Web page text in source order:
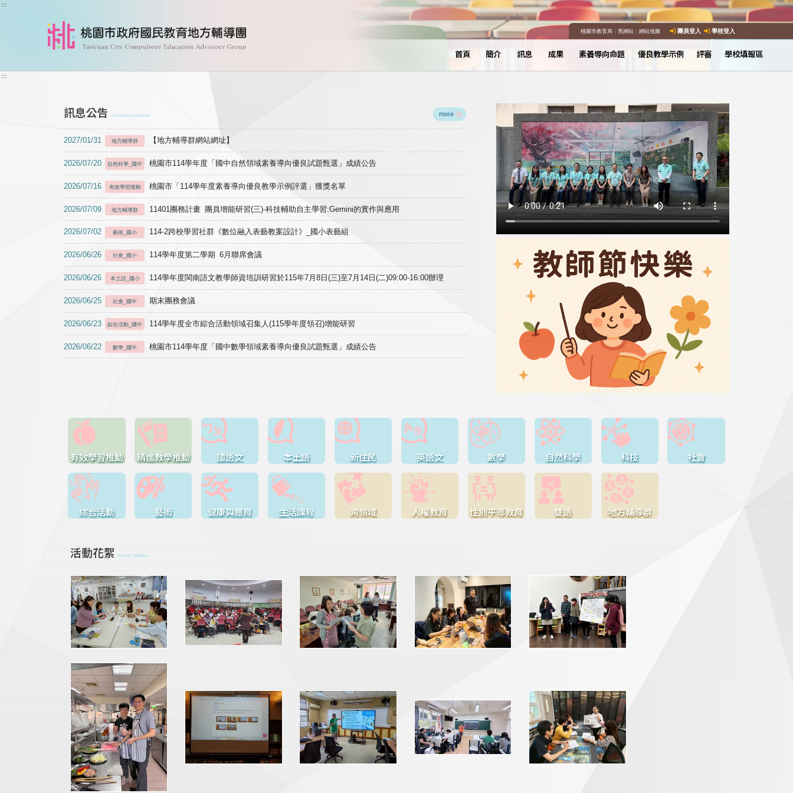
跳到主要內容
:::
桃園市教育局｜ 舊網站｜ 網站地圖 團員登入 學校登入
首頁 簡介 訊息 成果 素養導向命題 優良教學示例 評審 學校填報區
:::
訊息公告 Announcements more
2027/01/31 地方輔導群 【地方輔導群網站網址】
2026/07/20 自然科學_國中 桃園市114學年度「國中自然領域素養導向優良試題甄選」成績公告
2026/07/16 有效學習推動 桃園市「114學年度素養導向優良教學示例評選」獲獎名單
2026/07/09 地方輔導群 11401團務計畫 團員增能研習(三)-科技輔助自主學習:Gemini的實作與應用
2026/07/02 藝術_國小 114-2跨校學習社群《數位融入表藝教案設計》_國小表藝組
2026/06/26 社會_國小 114學年度第二學期 6月聯席會議
2026/06/26 本土語_國小 114學年度閩南語文教學師資培訓研習於115年7月8日(三)至7月14日(二)09:00-16:00辦理
2026/06/25 社會_國中 期末團務會議
2026/06/23 綜合活動_國中 114學年度全市綜合活動領域召集人(115學年度領召)增能研習
2026/06/22 數學_國中 桃園市114學年度「國中數學領域素養導向優良試題甄選」成績公告
有效學習推動 精進教學推動 國語文 本土語 新住民 英語文 數學 自然科學 科技 社會
綜合活動 藝術 健康與體育 生活課程 跨領域 人權教育 性別平等教育 雙語 地方輔導群
活動花絮 Event Photos